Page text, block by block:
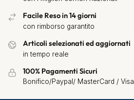
Facile Reso in 14 giorni
con rimborso garantito
Articoli selezionati ed aggiornati
in tempo reale
100% Pagamenti Sicuri
Bonifico/Paypal/ MasterCard / Visa